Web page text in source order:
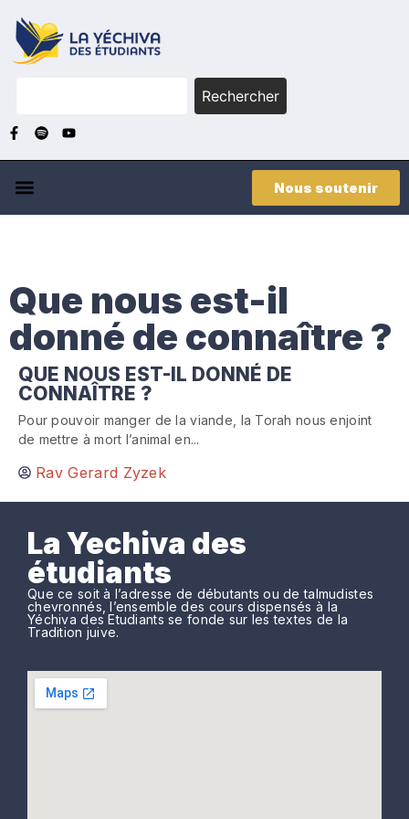
Rechercher
Nous soutenir
Que nous est-il
donné de connaître ?
QUE NOUS EST-IL DONNÉ DE
CONNAÎTRE ?
Pour pouvoir manger de la viande, la Torah nous enjoint
de mettre à mort l’animal en...
Rav Gerard Zyzek
La Yechiva des
étudiants
Que ce soit à l’adresse de débutants ou de talmudistes
chevronnés, l’ensemble des cours dispensés à la
Yéchiva des Etudiants se fonde sur les textes de la
Tradition juive.